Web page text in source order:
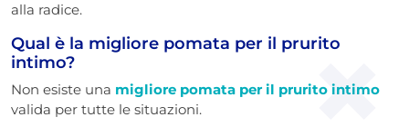
alla radice.
Qual è la migliore pomata per il prurito
intimo?
Non esiste una migliore pomata per il prurito intimo
valida per tutte le situazioni.